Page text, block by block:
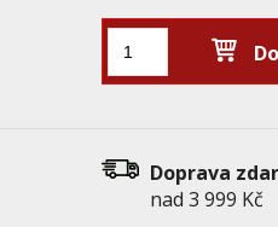
Doprava
nad 3 999 Kč